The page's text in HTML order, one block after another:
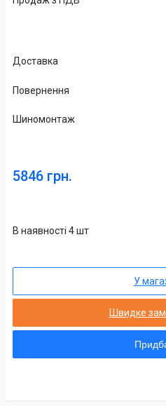
Доставка
Повернення
Шиномонтаж
5846 грн.
В наявності 4 шт
У
Швидке